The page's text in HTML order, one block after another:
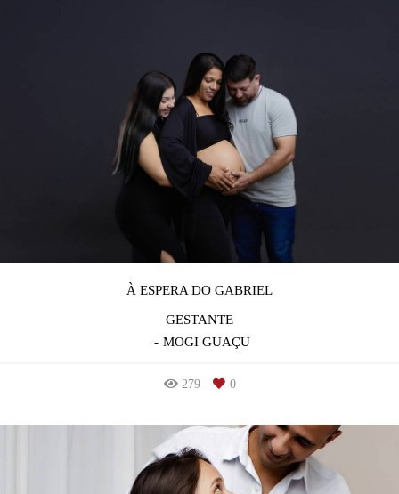
À ESPERA DO GABRIEL
GESTANTE
MOGI GUAÇU
279 0